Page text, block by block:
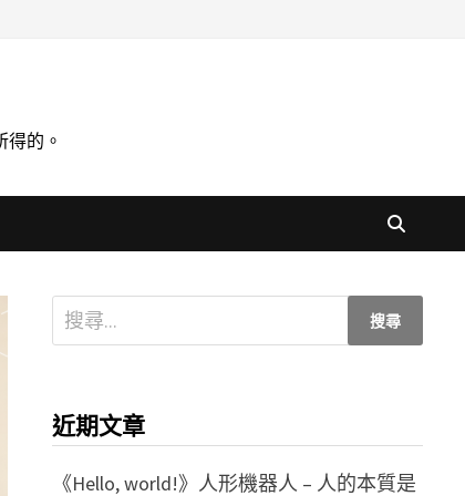
的。
搜
尋
字:
近期文章
《Hello, world!》人形機器人 – 人的本質是